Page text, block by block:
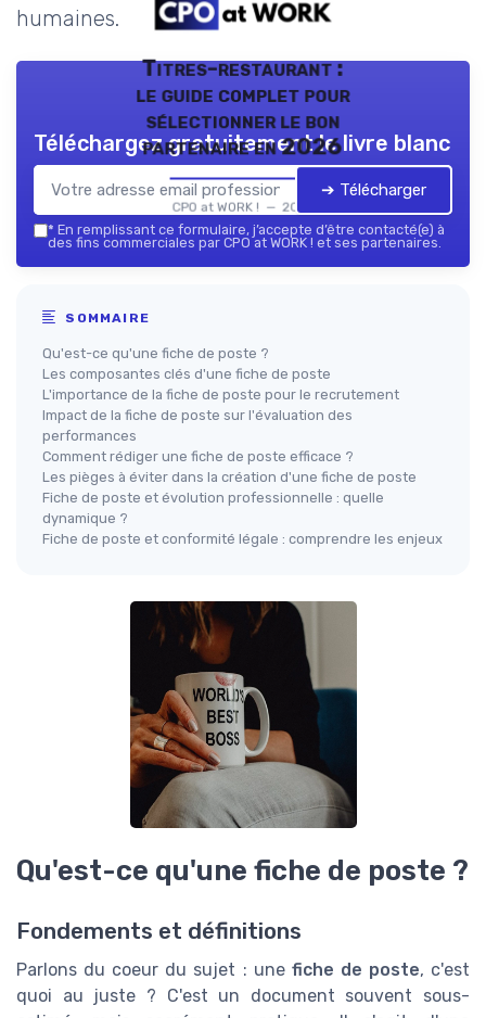
humaines.
Titres-restaurant :
le guide complet pour
sélectionner le bon
partenaire en 2026
CPO at WORK ! — 2026
Téléchargez gratuitement le livre blanc
➔ Télécharger
* En remplissant ce formulaire, j’accepte d’être contacté(e) à
des fins commerciales par CPO at WORK ! et ses partenaires.
SOMMAIRE
Qu'est-ce qu'une fiche de poste ?
Les composantes clés d'une fiche de poste
L'importance de la fiche de poste pour le recrutement
Impact de la fiche de poste sur l'évaluation des
performances
Comment rédiger une fiche de poste efficace ?
Les pièges à éviter dans la création d'une fiche de poste
Fiche de poste et évolution professionnelle : quelle
dynamique ?
Fiche de poste et conformité légale : comprendre les enjeux
Qu'est-ce qu'une fiche de poste ?
Fondements et définitions
Parlons du coeur du sujet : une fiche de poste, c'est
quoi au juste ? C'est un document souvent sous-